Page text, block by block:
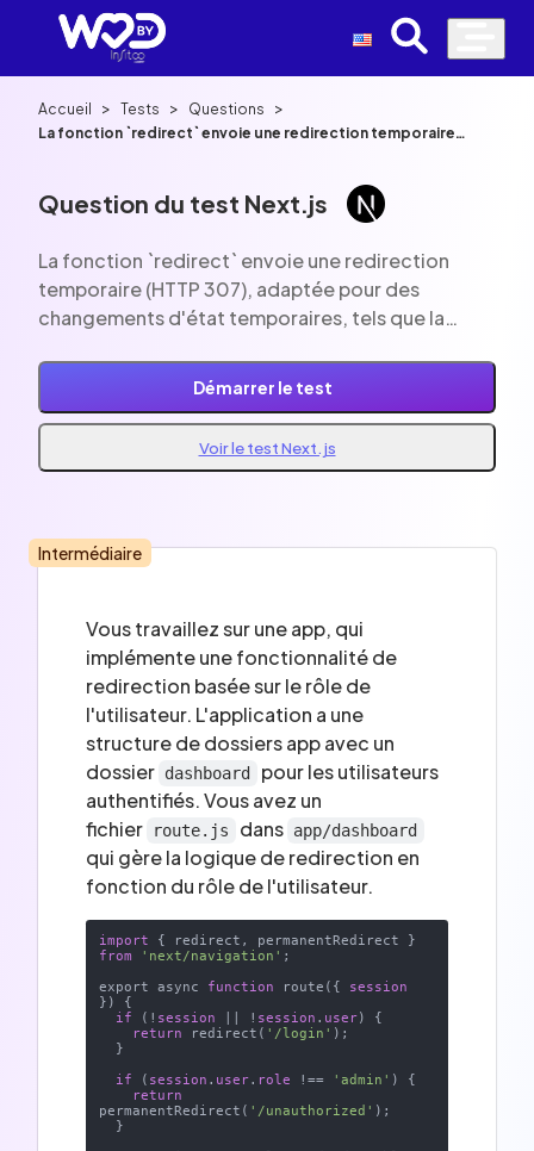
Accueil > Tests > Questions >
La fonction `redirect` envoie une redirection temporaire
Question du test Next.js
La fonction `redirect` envoie une redirection
temporaire (HTTP 307), adaptée pour des
changements d'état temporaires, tels que la
page de connexion.Démarrer le test
Voir le test Next.js
Intermédiaire
Vous travaillez sur une app, qui
implémente une fonctionnalité de
redirection basée sur le rôle de
l'utilisateur. L'application a une
structure de dossiers app avec un
dossier dashboard
pour les utilisateurs
authentifiés. Vous avez un
fichier
route.js dans app/dashboard
qui gère la logique de redirection en
fonction du rôle de l'utilisateur.
import { redirect, permanentRedirect }
from
'next/navigation' ;
export async function route({ session
}) {
if (! session || ! session . user) {
return redirect( '/login' );
if ( session . user. role !== 'admin' ) {
return
permanentRedirect( '/unauthorized' );